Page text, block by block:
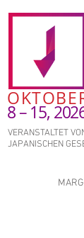
8 – 15,
VERANSTALTET
JAPANISCHEN